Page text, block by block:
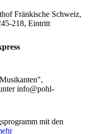
Fränkische Schweiz,
218, Eintritt
info@pohl-
mit den